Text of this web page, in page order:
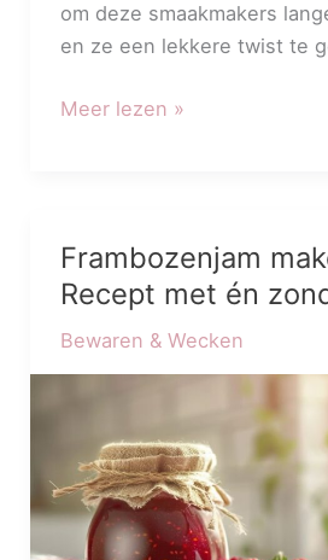
om deze smaakmakers
en ze een lekkere twist te
Meer lezen »
Frambozenjam
Recept met én
Bewaren & Wecken
Frambozenjam
maken
Recept
zonder
suiker